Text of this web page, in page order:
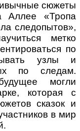
сюжеты
Аллее «Тропа
следопытов»,
метко
по
узлы и
по следам.
могли
которая с
сказок и
в мир